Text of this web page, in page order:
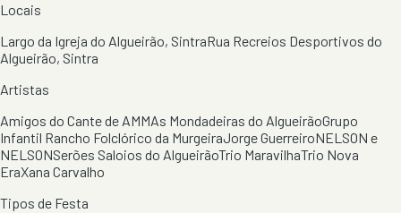
Locais
Largo da Igreja do Algueirão, SintraRua Recreios Desportivos do
Algueirão, Sintra
Artistas
Amigos do Cante de AMMAs Mondadeiras do AlgueirãoGrupo
Infantil Rancho Folclórico da MurgeiraJorge GuerreiroNELSON e
NELSONSerões Saloios do AlgueirãoTrio MaravilhaTrio Nova
EraXana Carvalho
Tipos de Festa